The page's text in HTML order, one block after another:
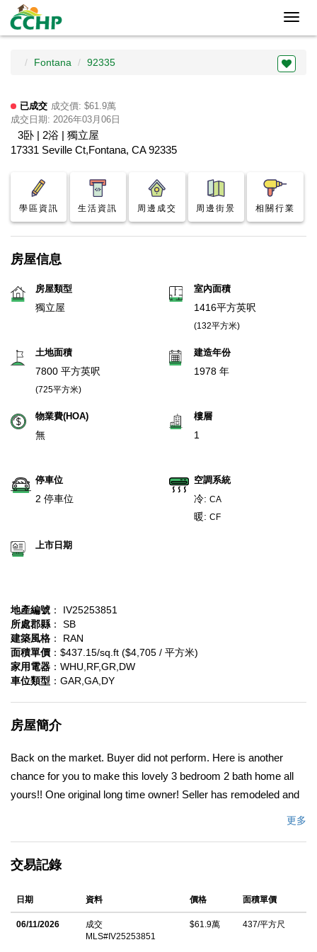
Fontana 92335
已成交 成交價: $61.9萬
成交日期: 2026年03月06日
3卧 | 2浴 | 獨立屋
17331 Seville Ct,Fontana, CA 92335
學區資訊 生活資訊 周邊成交 周邊街景 相關行業
房屋信息
房屋類型
獨立屋
室內面積
1416平方英呎
(132平方米)
土地面積
7800 平方英呎
(725平方米)
建造年份
1978 年
物業費(HOA)
無
樓層
1
停車位
2 停車位
空調系統
冷: CA
暖: CF
上市日期
地產編號 ： IV25253851
所處郡縣 ： SB
建築風格 ： RAN
面積單價 ：$437.15/sq.ft ($4,705 / 平方米)
家用電器 ：WHU,RF,GR,DW
車位類型 ：GAR,GA,DY
房屋簡介
Back on the market. Buyer did not perform. Here is another
chance for you to make this lovely 3 bedroom 2 bath home all
yours!! One original long time owner! Seller has remodeled and
day before list date. Pride of ownership shows in the custom
access. The desk area and the Island look like a piece of
furniture with all the special details and superb craftmanship!
The flooring throughout offers a modern appeal. Both bathrooms
更多
交易記錄
日期 資料 價格 面積單價
06/11/2026
成交
MLS#IV25253851
$61.9萬 437/平方尺